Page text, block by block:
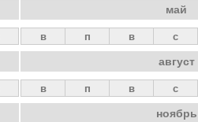
май
в п в с
август
в п в с
ноябрь